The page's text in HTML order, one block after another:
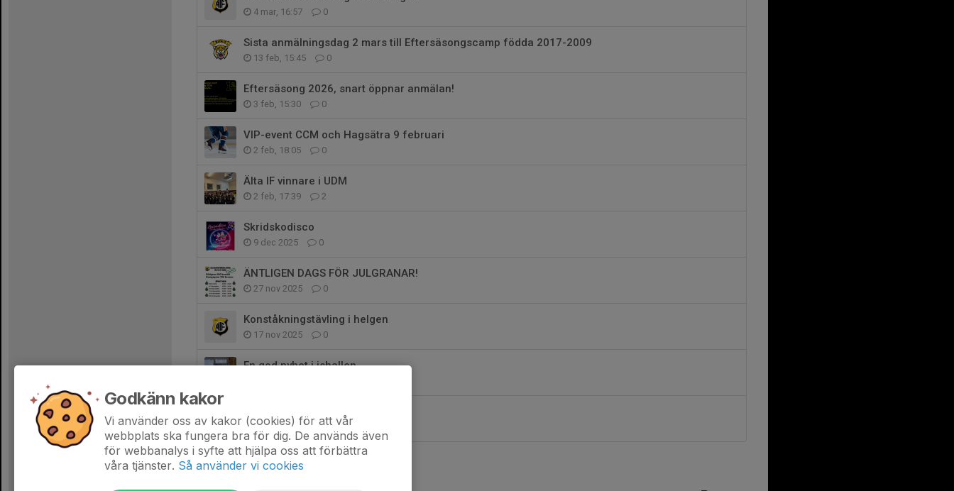
4 mar, 16:57 0
Sista anmälningsdag 2 mars till Eftersäsongscamp födda 2017-2009
13 feb, 15:45 0
Eftersäsong 2026, snart öppnar anmälan!
3 feb, 15:30 0
VIP-event CCM och Hagsätra 9 februari
2 feb, 18:05 0
Älta IF vinnare i UDM
2 feb, 17:39 2
Skridskodisco
9 dec 2025 0
ÄNTLIGEN DAGS FÖR JULGRANAR!
27 nov 2025 0
Konståkningstävling i helgen
17 nov 2025 0
En god nyhet i ishallen
5 sep 2025 0
Godkänn kakor
Vi använder oss av kakor (cookies) för att vår
webbplats ska fungera bra för dig. De används även
för webbanalys i syfte att hjälpa oss att förbättra
våra tjänster. Så använder vi cookies